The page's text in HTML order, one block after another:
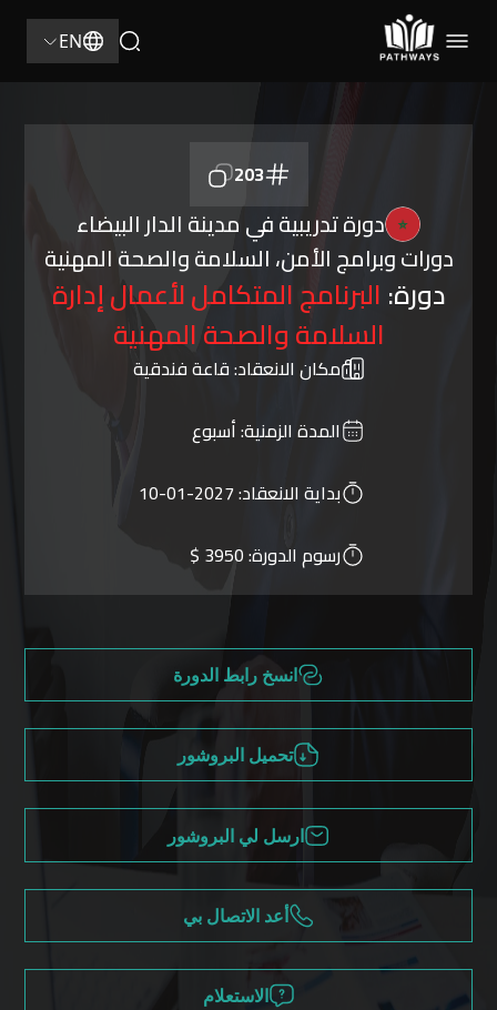
EN
203
دورة تدريبية في مدينة الدار البيضاء
دورات وبرامج الأمن، السلامة والصحة المهنية
دورة: البرنامج المتكامل لأعمال إدارة
السلامة والصحة المهنية
مكان الانعقاد:قاعة فندقية
المدة الزمنية:أسبوع
بداية الانعقاد:2027-01-10
رسوم الدورة:3950 $
انسخ رابط الدورة
تحميل البروشور
ارسل لي البروشور
أعد الاتصال بي
الاستعلام